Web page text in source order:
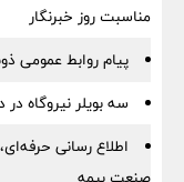
مناسبت روز خبرنگار
پیام روابط عمومی
سه بویلر نیروگاه در
اطلاع رسانی